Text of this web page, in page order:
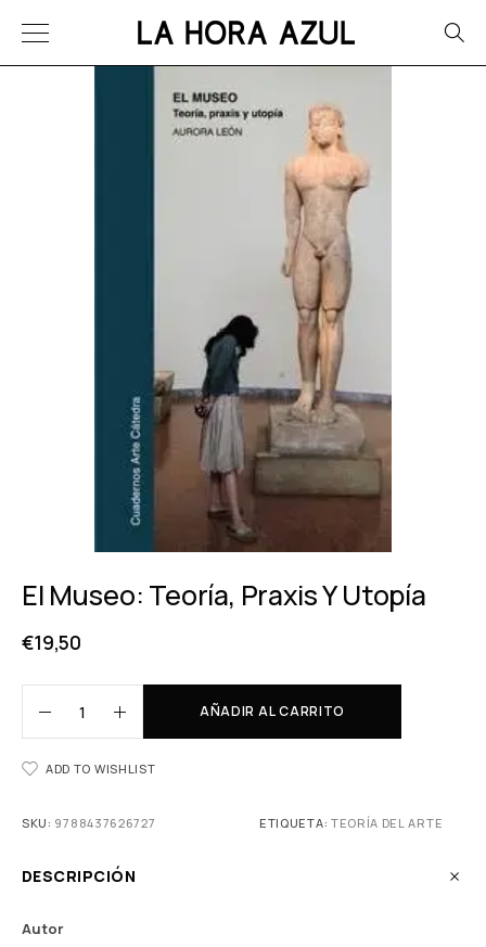
El Museo: Teoría, Praxis Y Utopía
€19,50
AÑADIR AL CARRITO
ADD TO WISHLIST
SKU: 9788437626727 ETIQUETA: TEORÍA DEL ARTE
DESCRIPCIÓN
Autor